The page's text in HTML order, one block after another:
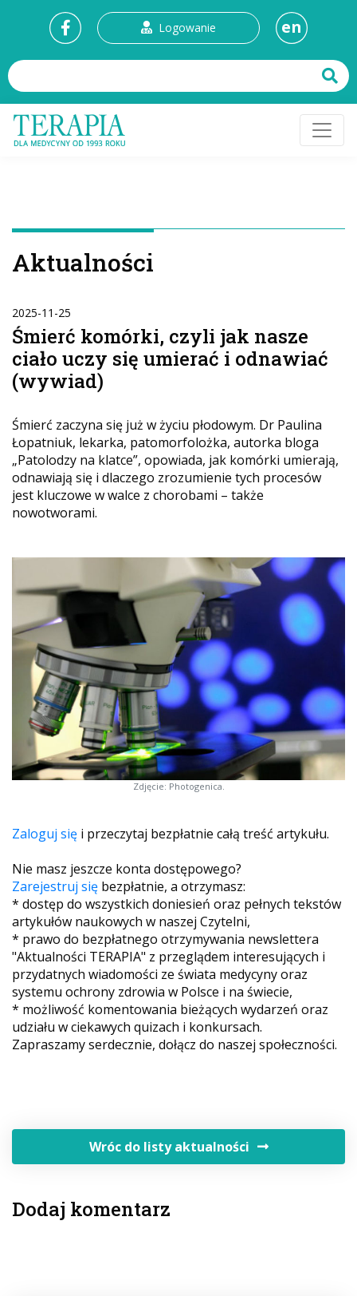
Logowanie en
Aktualności
2025-11-25
Śmierć komórki, czyli jak nasze
ciało uczy się umierać i odnawiać
(wywiad)
Śmierć zaczyna się już w życiu płodowym. Dr Paulina
Łopatniuk, lekarka, patomorfolożka, autorka bloga
„Patolodzy na klatce”, opowiada, jak komórki umierają,
odnawiają się i dlaczego zrozumienie tych procesów
jest kluczowe w walce z chorobami – także
nowotworami.
Zdjęcie: Photogenica.
Zaloguj się i przeczytaj bezpłatnie całą treść artykułu.
Nie masz jeszcze konta dostępowego?
Zarejestruj się bezpłatnie, a otrzymasz:
* dostęp do wszystkich doniesień oraz pełnych tekstów
artykułów naukowych w naszej Czytelni,
* prawo do bezpłatnego otrzymywania newslettera
"Aktualności TERAPIA" z przeglądem interesujących i
przydatnych wiadomości ze świata medycyny oraz
systemu ochrony zdrowia w Polsce i na świecie,
* możliwość komentowania bieżących wydarzeń oraz
udziału w ciekawych quizach i konkursach.
Zapraszamy serdecznie, dołącz do naszej społeczności.
Wróc do listy aktualności
Dodaj komentarz